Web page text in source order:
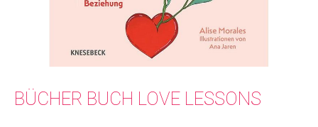
BÜCHER BUCH LOVE LESSONS